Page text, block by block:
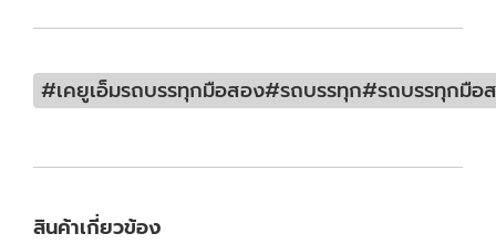
#เคยูเอ็มรถบรรทุกมือสอง#รถบรรทุก#รถบรรทุกมื
สินค้าเกี่ยวข้อง